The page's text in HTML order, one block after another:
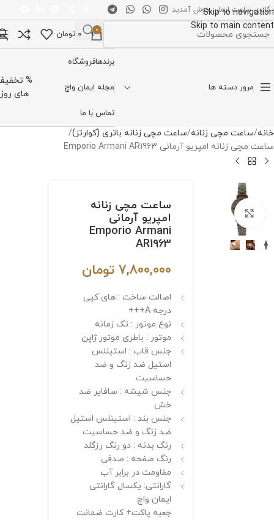
Skip to navigation
Skip to main content
گالری ساعت ایمان خوش آمدید
0
0 تومان
مرور دسته ها
برندهافروشگاه
مجله ایمان واچ
تماس با ما
%
های روز
خانه ساعت مچی زنانه ساعت مچی زنانه باتری (کوارتز)
ساعت مچی زنانه امپریو آرمانی Emporio Armani AR1963
برای بزرگنمایی کلیک کنیدساعت مچی زنانه
امپریو آرمانی
Emporio Armani
AR1963
7,800,000 تومان
اصالت ساخت : های کپی
درجه A+++
نوع موتور : تک زمانه
موتور : باطری موتور ژاپن
جنس قاب : استینلس
استیل ضد زنگ و ضد
حساسیت
جنس شیشه : سافایر ضد
خش
جنس بند : استینلس استیل
ضد زنگ و ضد حساسیت
رنگ بدنه : دو رنگ رزگلد
رنگ صفحه : صدفی
مقاومت در برابر آب
گارانتی: یکسال گارانتی
ایمان واچ
جعبه پاکت+ کارت ضمانت